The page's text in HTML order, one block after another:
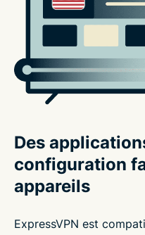
Des
configuration
appareils
ExpressVPN est